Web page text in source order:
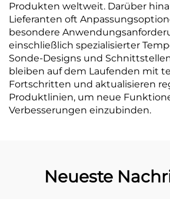
Produkten weltweit. Darüber
Lieferanten oft
besondere
einschließlich spezialisierter
Sonde-Designs und
bleiben auf dem Laufenden mit
Fortschritten und aktualisieren
Produktlinien, um neue
Verbesserungen einzubinden.
Neueste